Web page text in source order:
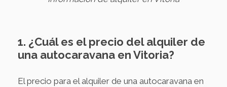
1. ¿Cuál es el precio del alquiler de
una autocaravana en Vitoria?
El precio para el alquiler de una autocaravana en